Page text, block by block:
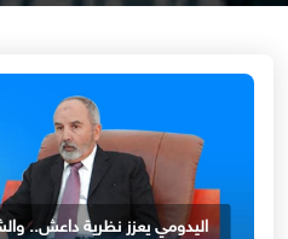
اليدومي يعزز نظرية داعش..